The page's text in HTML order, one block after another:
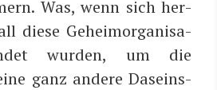
Was, wenn sich her­
die­se Geheim­or­ga­ni­sa­
wur­den, um die
ganz ande­re Daseins­